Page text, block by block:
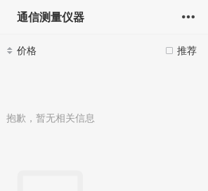
通信测量仪器
推荐
价格
抱歉，暂无相关信息